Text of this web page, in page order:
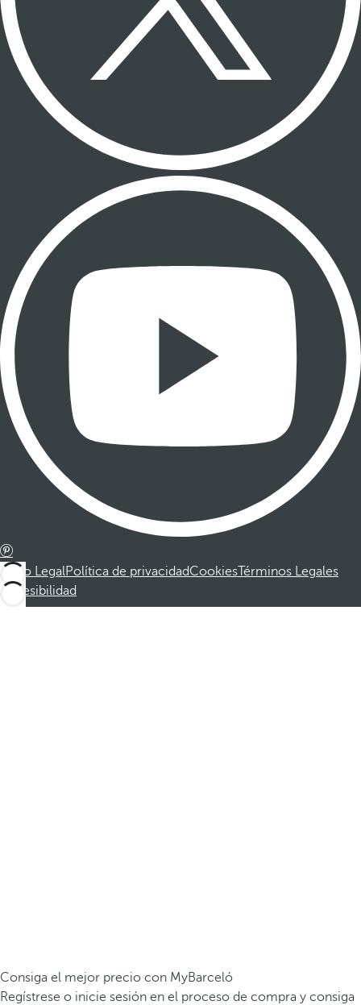
Aviso LegalPolítica de privacidadCookiesTérminos Legales
Accesibilidad
Consiga el mejor precio con MyBarceló
Regístrese o inicie sesión en el proceso de compra y consiga